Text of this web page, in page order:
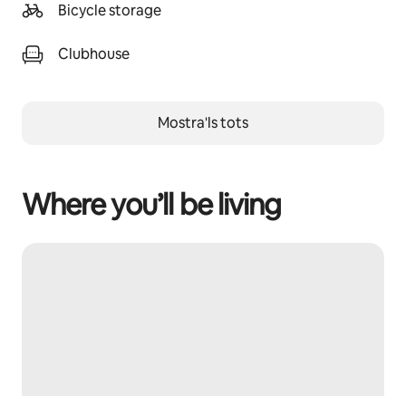
Bicycle storage
Clubhouse
Mostra'ls tots
Where you’ll be living